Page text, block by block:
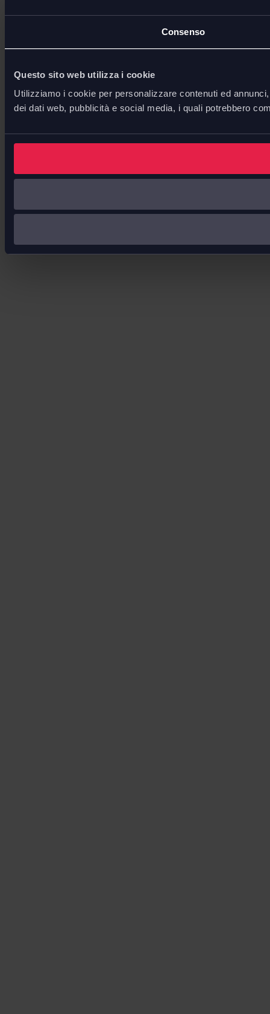
Consenso
Questo sito web utilizza i cookie
Utilizziamo i cookie per personalizzare contenuti ed
dei dati web, pubblicità e social media, i quali potrebbero